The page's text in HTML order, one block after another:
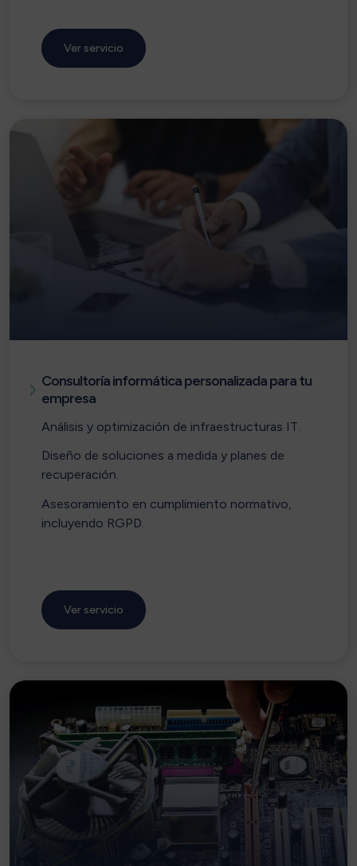
Ver servicio
Consultoría informática personalizada para tu
empresa
Análisis y optimización de infraestructuras IT.
Diseño de soluciones a medida y planes de
recuperación.
Asesoramiento en cumplimiento normativo,
incluyendo RGPD.
Ver servicio